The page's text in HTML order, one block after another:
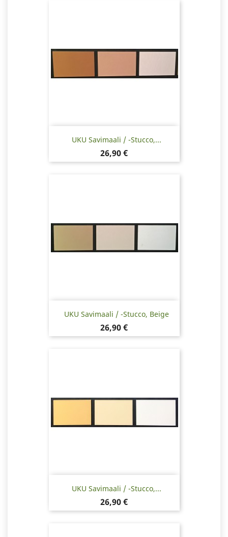
UKU Savimaali / -stucco,...
Hinta
26,90 €
UKU Savimaali / -stucco, Beige
Hinta
26,90 €
UKU Savimaali / -stucco,...
Hinta
26,90 €